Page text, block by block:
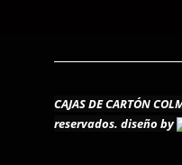
CAJAS DE CARTÓN
reservados. diseño by